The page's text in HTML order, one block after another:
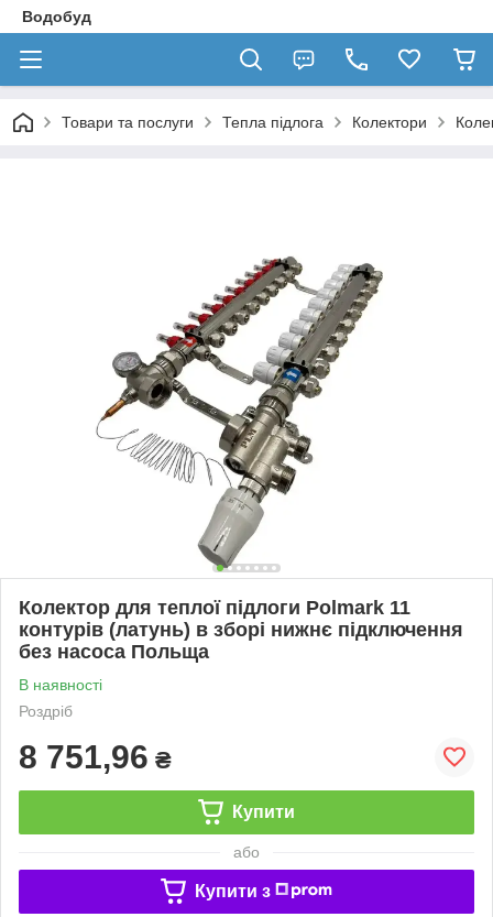
Водобуд
Товари та послуги Тепла підлога Колектори
Колектор для теплої підлоги Polmark 11
контурів (латунь) в зборі нижнє підключення
без насоса Польща
В наявності
Роздріб
8 751,96 ₴
Купити
або
Купити з